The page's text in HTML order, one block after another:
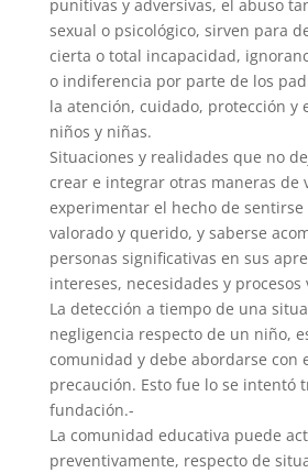
punitivas y adversivas, el abuso
sexual o psicológico, sirven para
cierta o total incapacidad,
o indiferencia por parte de los
la atención, cuidado, protección y
niños y niñas.
Situaciones y realidades que no
crear e integrar otras maneras de
experimentar el hecho de sentirse
valorado y querido, y saberse
personas significativas en sus
intereses, necesidades y procesos
La detección a tiempo de una
negligencia respecto de un niño,
comunidad y debe abordarse con
precaución. Esto fue lo se intentó
fundación.-
La comunidad educativa puede
preventivamente, respecto de